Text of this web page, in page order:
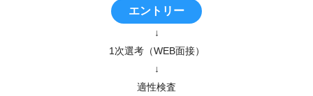
エントリー
↓
1次選考（WEB面接）
↓
適性検査